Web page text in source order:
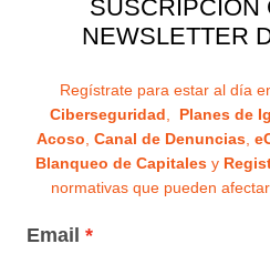
SUSCRIPCIÓN
NEWSLETTER
Regístrate para estar al día
Ciberseguridad
Planes de
Acoso Canal de Denuncias,
Blanqueo de Capitalesy
normativas que pueden
Email